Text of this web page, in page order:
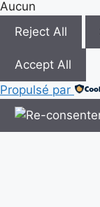
Aucun
Reject All
Accept All
Propulsé par